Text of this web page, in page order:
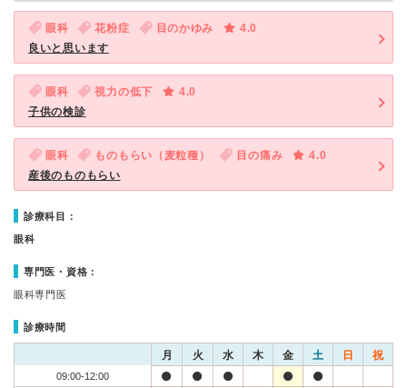
眼科 花粉症 目のかゆみ
4.0
良いと思います
眼科 視力の低下
4.0
子供の検診
眼科 ものもらい（麦粒種） 目の痛み
4.0
産後のものもらい
診療科目：
眼科
専門医・資格：
眼科専門医
診療時間
月 火 水 木 金 土 日 祝
09:00-12:00